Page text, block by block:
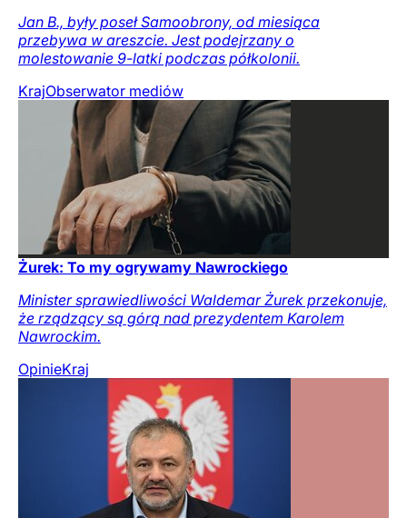
Jan B., były poseł Samoobrony, od miesiąca
przebywa w areszcie. Jest podejrzany o
molestowanie 9-latki podczas półkolonii.
KrajObserwator mediów
Żurek: To my ogrywamy Nawrockiego
Minister sprawiedliwości Waldemar Żurek przekonuje,
że rządzący są górą nad prezydentem Karolem
Nawrockim.
OpinieKraj